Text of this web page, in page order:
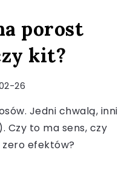
porost
kit?
26
Jedni chwalą, inni
Czy to ma sens, czy
zero efektów?